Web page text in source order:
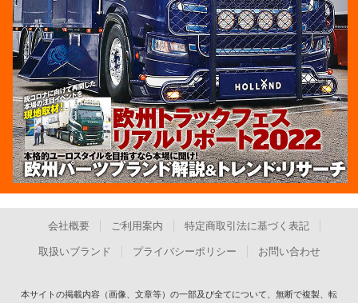
会社概要 ご利用案内 特定商取引法に基づく表記
取扱いブランド プライバシーポリシー お問い合わせ
本サイトの掲載内容（画像、文章等）の一部及び全てについて、無断で複製、転